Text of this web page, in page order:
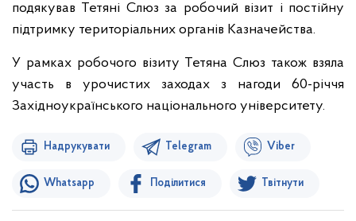
подякував Тетяні Слюз за робочий візит і постійну
підтримку територіальних органів Казначейства.
У рамках робочого візиту Тетяна Слюз також взяла
участь в урочистих заходах з нагоди 60-річчя
Західноукраїнського національного університету.
Надрукувати Telegram Viber
Whatsapp Поділитися Твітнути